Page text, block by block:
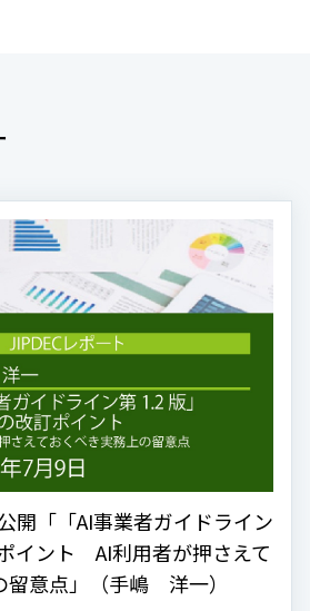
開「「AI事業者ガイドライン
イント AI利用者が押さえて
留意点」（手嶋 洋一）